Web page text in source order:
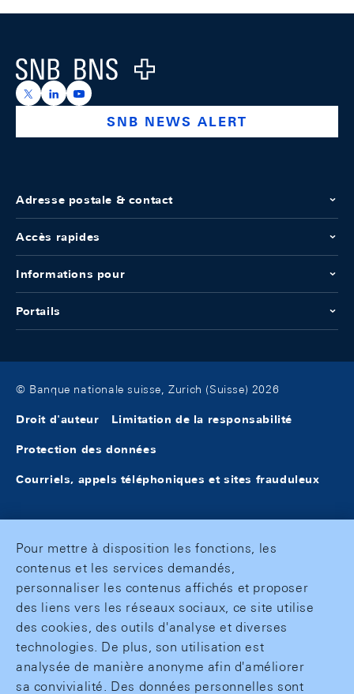
Logo
https://x.com/snb_bns
https://ch.linkedin.com/company/swiss-national-
https://www.youtube.com/@swissnationalbank
SNB NEWS ALERT
Adresse postale & contact
Accès rapides
Informations pour
Portails
© Banque nationale suisse, Zurich (Suisse) 2026
Droit d'auteur Limitation de la responsabilité
Protection des données
Courriels, appels téléphoniques et sites frauduleux
Pour mettre à disposition les fonctions, les
contenus et les services demandés,
personnaliser les contenus affichés et proposer
des liens vers les réseaux sociaux, ce site utilise
des cookies, des outils d'analyse et diverses
technologies. De plus, son utilisation est
analysée de manière anonyme afin d'améliorer
sa convivialité. Des données personnelles sont